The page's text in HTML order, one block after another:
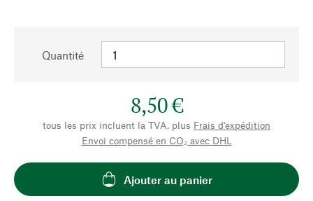
Quantité
8,50 €
tous les prix incluent la TVA, plus Frais d'expédition
Envoi compensé en CO₂ avec DHL
Ajouter au panier